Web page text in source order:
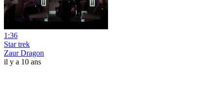
1:36
Star trek
Zaur Dragon
il y a 10 ans